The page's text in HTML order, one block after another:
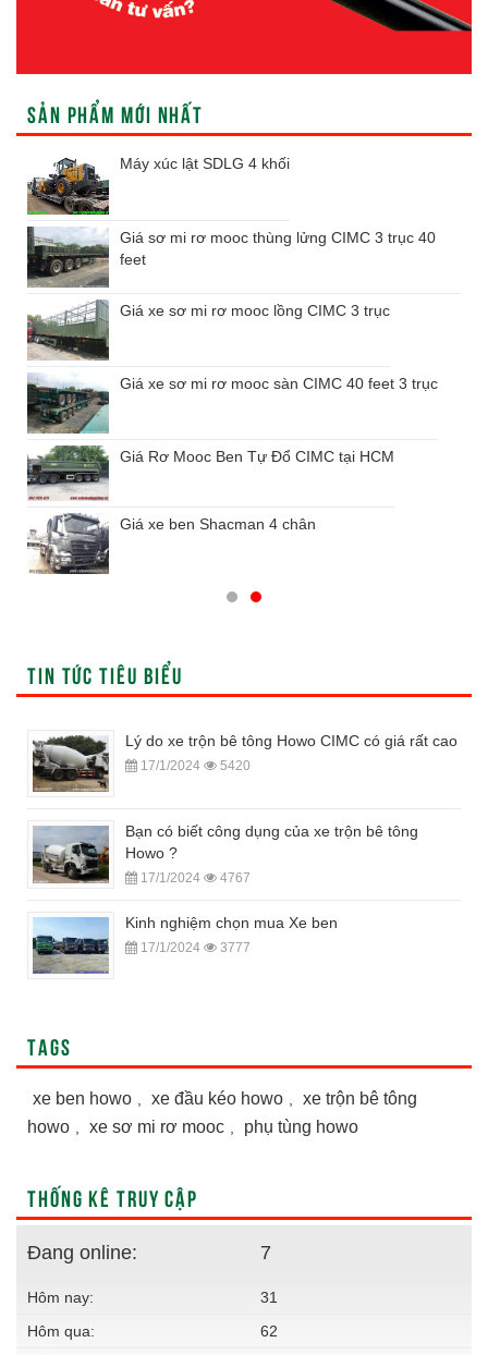
SẢN PHẨM MỚI NHẤT
Máy xúc lật SDLG 4 khối
Giá sơ mi rơ mooc thùng lửng CIMC 3 trục 40
feet
Giá xe sơ mi rơ mooc lồng CIMC 3 trục
Giá xe sơ mi rơ mooc sàn CIMC 40 feet 3 trục
Giá Rơ Mooc Ben Tự Đổ CIMC tại HCM
Giá xe ben Shacman 4 chân
TIN TỨC TIÊU BIỂU
Lý do xe trộn bê tông Howo CIMC có giá rất cao
17/1/2024 5420
Bạn có biết công dụng của xe trộn bê tông
Howo ?
17/1/2024 4767
Kinh nghiệm chọn mua Xe ben
17/1/2024 3777
TAGS
xe ben howo xe đầu kéo howo
xe trộn bê tông
howo
xe sơ mi rơ mooc phụ tùng howo
THỐNG KÊ TRUY CẬP
Đang online: 7
Hôm nay:
31
Hôm qua:
62